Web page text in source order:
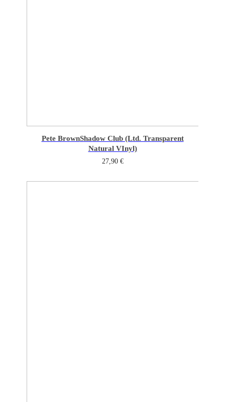
Pete BrownShadow Club (Ltd. Transparent
Natural VInyl)
27,90 €